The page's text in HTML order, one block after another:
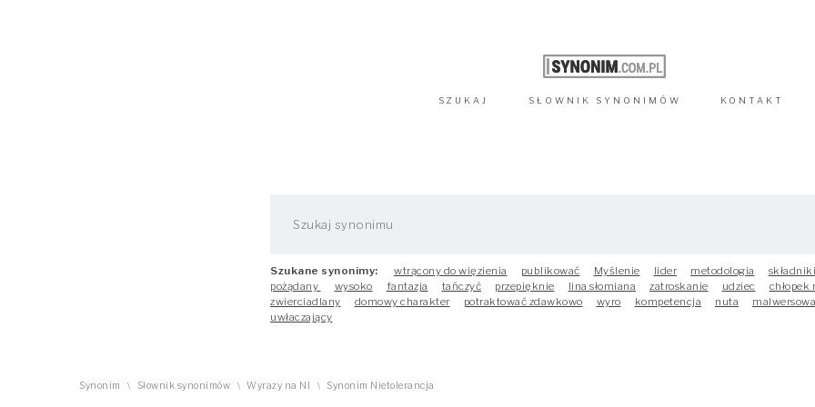
SZUKAJ SŁOWNIK SYNONIMÓW KONTAKT
Szukane synonimy: wtrącony do więzienia publikować Myślenie lider metodologia składniki
pożądany
wysoko fantazja tańczyć przepięknie lina słomiana zatroskanie udziec
chłopek
zwierciadlany
domowy charakter potraktować zdawkowo wyro kompetencja nuta
uwłaczający
Synonim \ Słownik synonimów \ Wyrazy na NI \ Synonim Nietolerancja